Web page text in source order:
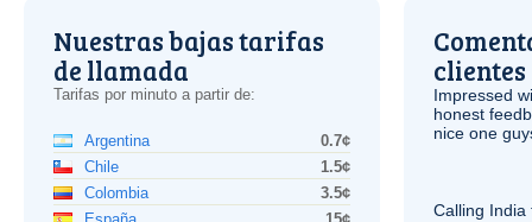
Nuestras bajas tarifas
de llamada
Tarifas por minuto a partir de:
Argentina
0.7¢
Chile
1.5¢
Colombia
3.5¢
clientes
Impressed
honest
nice one
Calling